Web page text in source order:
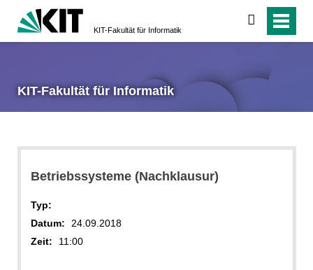
KIT-Fakultät für Informatik
suchen
KIT-Fakultät für Informatik
Betriebssysteme (Nachklausur)
Typ:
Datum:
24.09.2018
Zeit:
11:00